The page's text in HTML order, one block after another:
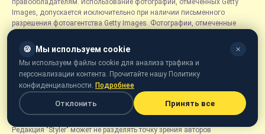
правообладателям. Использование фотографий, отмеченных Getty
Images, допускается исключительно при наличии письменного
разрешения фотоагентства Getty Images. Фотографии, отмеченные
использоваться на условиях лицензии Creative Commons Attribution
При полном или частичном воспроизведении информационных
материалов, опубликованных на вебсайте «Styler» (styler.rbc.ua),
обязательно размещение активной гиперссылки на styler.rbc.ua,
открытой для индексации поисковыми системами. Такая гиперссылка
должна быть размещена непосредственно в тексте материала не ниже
Редакция "Styler" может не разделять точку зрения авторов
🍪 Мы используем cookie ✕
Мы используем файлы cookie для анализа трафика и
персонализации контента. Прочитайте нашу Политику
конфиденциальности. Подробнее
Отклонить Принять все